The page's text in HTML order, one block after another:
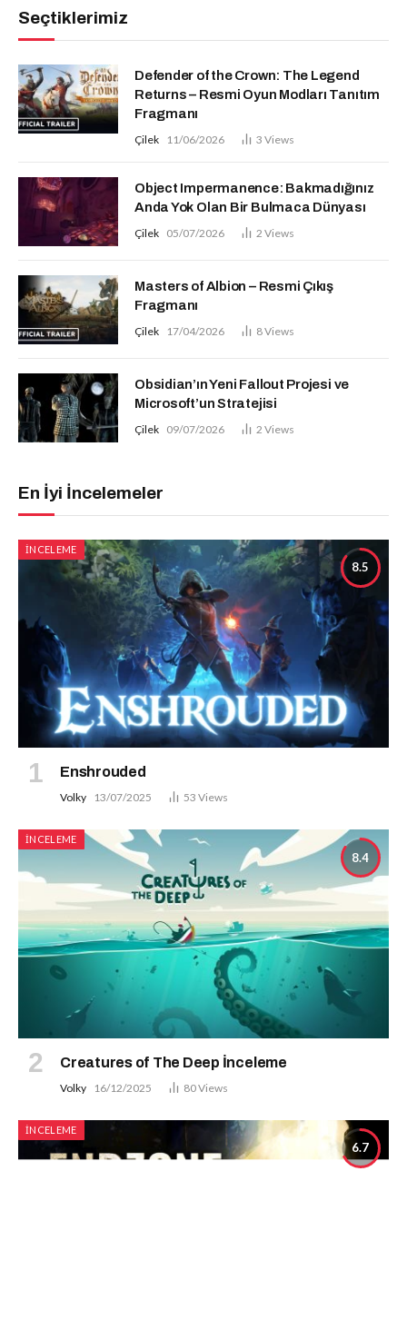
Seçtiklerimiz
Defender of the Crown: The Legend
Returns – Resmi Oyun Modları Tanıtım
Fragmanı
Çilek 11/06/2026 3 Views
Object Impermanence: Bakmadığınız
Anda Yok Olan Bir Bulmaca Dünyası
Çilek 05/07/2026 2 Views
Masters of Albion – Resmi Çıkış
Fragmanı
Çilek 17/04/2026 8Views
Obsidian’ın Yeni Fallout Projesi ve
Microsoft’un Stratejisi
Çilek 09/07/2026 2 Views
En İyi İncelemeler
8.5
İNCELEME
Enshrouded
Volky 13/07/2025 53 Views
8.4
İNCELEME
Creatures of The Deep İnceleme
Volky 16/12/2025 80Views
6.7
İNCELEME